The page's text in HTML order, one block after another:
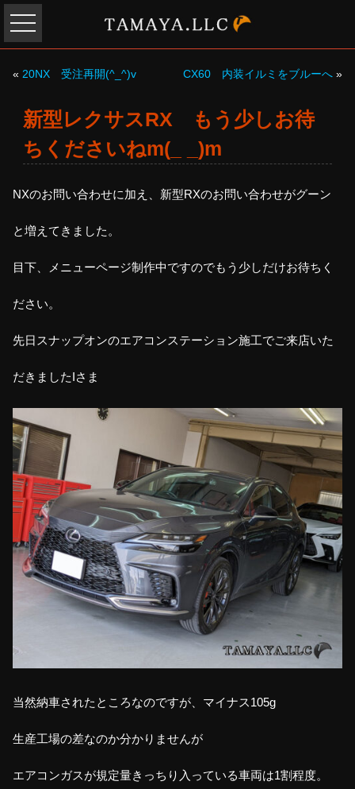
« 20NX 受注再開(^_^)v CX60 内装イルミをブルーへ »
新型レクサスRX もう少しお待
ちくださいねm(_ _)m
NXのお問い合わせに加え、新型RXのお問い合わせがグーン
と増えてきました。
目下、メニューページ制作中ですのでもう少しだけお待ちく
ださい。
先日スナップオンのエアコンステーション施工でご来店いた
だきましたIさま
当然納車されたところなのですが、マイナス105g
生産工場の差なのか分かりませんが
エアコンガスが規定量きっちり入っている車両は1割程度。